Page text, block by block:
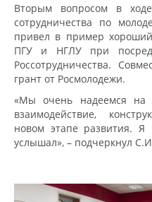
Вторым вопросом в
сотрудничества по
привел в пример
ПГУ и НГЛУ при
Россотрудничества.
грант от Росмолодежи.
«Мы очень надеемся на
взаимодействие,
новом этапе развития. Я
услышал», – подчеркнул